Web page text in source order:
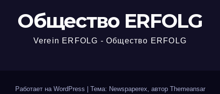
Общество ERFOLG
Verein ERFOLG - Общество ERFOLG
Работает на WordPress | Тема: Newspaperex, автор Themeansar